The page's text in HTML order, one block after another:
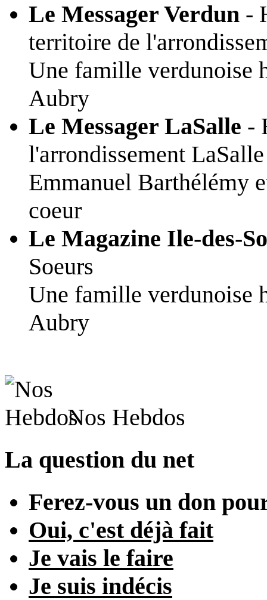
Le Messager Verdun -
territoire de
Une famille verdunoise
Aubry
Le Messager LaSalle -
l'arrondissement LaSalle
Emmanuel Barthélémy
coeur
Le Magazine Ile-des-
Soeurs
Une famille verdunoise
Aubry
Nos Hebdos
La question du net
Ferez-vous un don
Oui, c'est déjà fait
Je vais le faire
Je suis indécis